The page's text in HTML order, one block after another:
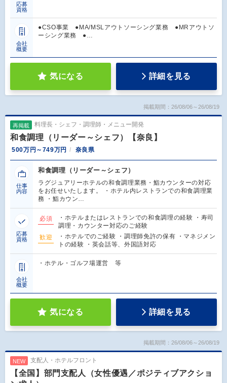
応募
資格
会社
概要
●CSO事業 ●MA/MSLアウトソーシング業務 ●MRアウトソ
ーシング業務 ●…
気になる 詳細を見る
掲載期間：26/08/06～26/08/19
再掲載 料理長・シェフ・調理師・メニュー開発
和食調理（リーダー～シェフ）【奈良】
500万円～749万円 奈良県
仕事
内容
和食調理（リーダー～シェフ）
ラグジュアリーホテルの和食調理業務・鮨カウンターの対応
をお任せいたします。 ・ホテル内レストランでの和食調理業
務 ・鮨カウン…
応募
資格
必須
・ホテルまたはレストランでの和食調理の経験 ・寿司
調理・カウンター対応のご経験
歓迎
・ホテルでのご経験 ・調理師免許の保有 ・マネジメン
トの経験 ・英会話等、外国語対応
会社
概要
・ホテル・ゴルフ場運営 等
気になる 詳細を見る
掲載期間：26/08/06～26/08/19
NEW 支配人・ホテルフロント
【全国】部門支配人（女性優遇／ポジティブアクショ